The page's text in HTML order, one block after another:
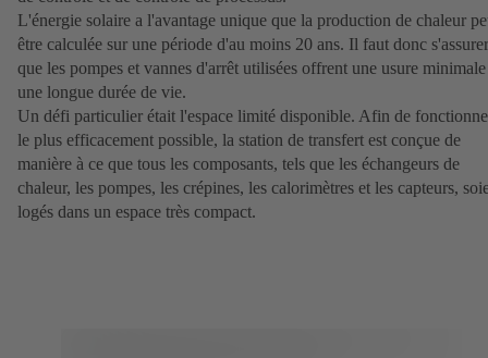
L'énergie solaire a l'avantage unique que la production de chaleur
être calculée sur une période d'au moins 20 ans. Il faut donc s'assurer
que les pompes et vannes d'arrêt utilisées offrent une usure
une longue durée de vie.
Un défi particulier était l'espace limité disponible. Afin de
le plus efficacement possible, la station de transfert est conçue de
manière à ce que tous les composants, tels que les échangeurs de
chaleur, les pompes, les crépines, les calorimètres et les capteurs,
logés dans un espace très compact.